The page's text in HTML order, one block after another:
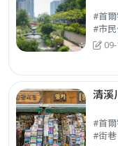
#首
#市
清溪
#首
#街